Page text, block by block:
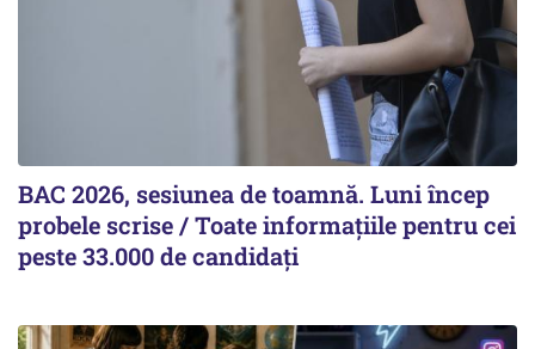
BAC 2026, sesiunea de toamnă. Luni încep
probele scrise / Toate informațiile pentru cei
peste 33.000 de candidați